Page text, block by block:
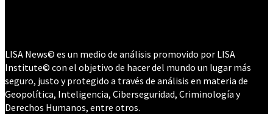
LISA News© es un medio de análisis promovido por LISA
Institute© con el objetivo de hacer del mundo un lugar más
seguro, justo y protegido a través de análisis en materia de
Geopolítica, Inteligencia, Ciberseguridad, Criminología y
Derechos Humanos, entre otros.